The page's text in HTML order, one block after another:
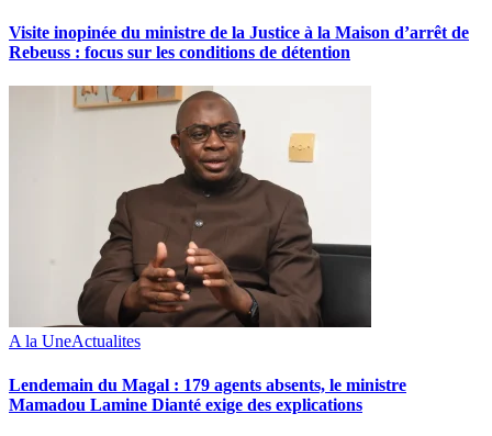
Visite inopinée du ministre de la Justice à la Maison d’arrêt de
Rebeuss : focus sur les conditions de détention
A la UneActualites
Lendemain du Magal : 179 agents absents, le ministre
Mamadou Lamine Dianté exige des explications